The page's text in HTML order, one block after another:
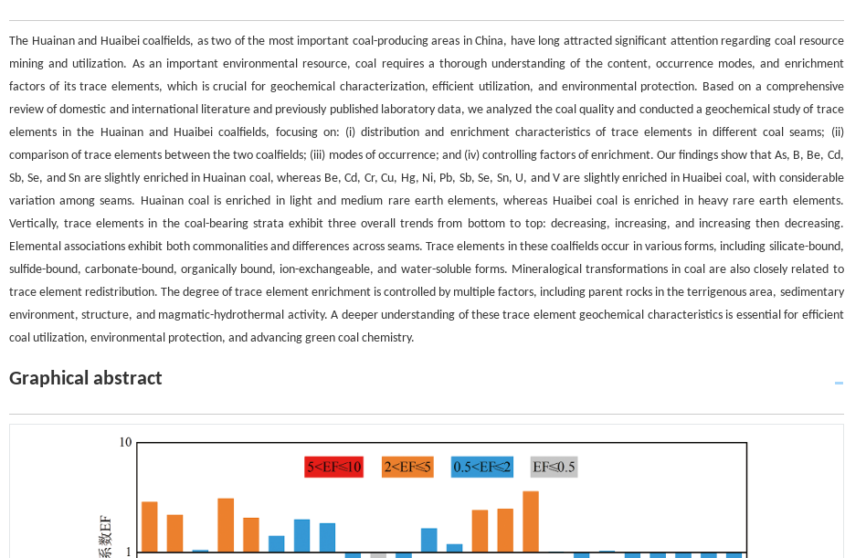
The Huainan and Huaibei coalfields, as two of the most important coal-producing areas in China, have long attracted significant attention regarding coal resource
mining and utilization. As an important environmental resource, coal requires a thorough understanding of the content, occurrence modes, and enrichment
factors of its trace elements, which is crucial for geochemical characterization, efficient utilization, and environmental protection. Based on a comprehensive
review of domestic and international literature and previously published laboratory data, we analyzed the coal quality and conducted a geochemical study of trace
elements in the Huainan and Huaibei coalfields, focusing on: (i) distribution and enrichment characteristics of trace elements in different coal seams; (ii)
comparison of trace elements between the two coalfields; (iii) modes of occurrence; and (iv) controlling factors of enrichment. Our findings show that As, B, Be, Cd,
Sb, Se, and Sn are slightly enriched in Huainan coal, whereas Be, Cd, Cr, Cu, Hg, Ni, Pb, Sb, Se, Sn, U, and V are slightly enriched in Huaibei coal, with considerable
variation among seams. Huainan coal is enriched in light and medium rare earth elements, whereas Huaibei coal is enriched in heavy rare earth elements.
Vertically, trace elements in the coal-bearing strata exhibit three overall trends from bottom to top: decreasing, increasing, and increasing then decreasing.
Elemental associations exhibit both commonalities and differences across seams. Trace elements in these coalfields occur in various forms, including silicate-bound,
sulfide-bound, carbonate-bound, organically bound, ion-exchangeable, and water-soluble forms. Mineralogical transformations in coal are also closely related to
trace element redistribution. The degree of trace element enrichment is controlled by multiple factors, including parent rocks in the terrigenous area, sedimentary
environment, structure, and magmatic-hydrothermal activity. A deeper understanding of these trace element geochemical characteristics is essential for efficient
coal utilization, environmental protection, and advancing green coal chemistry.
Graphical abstract